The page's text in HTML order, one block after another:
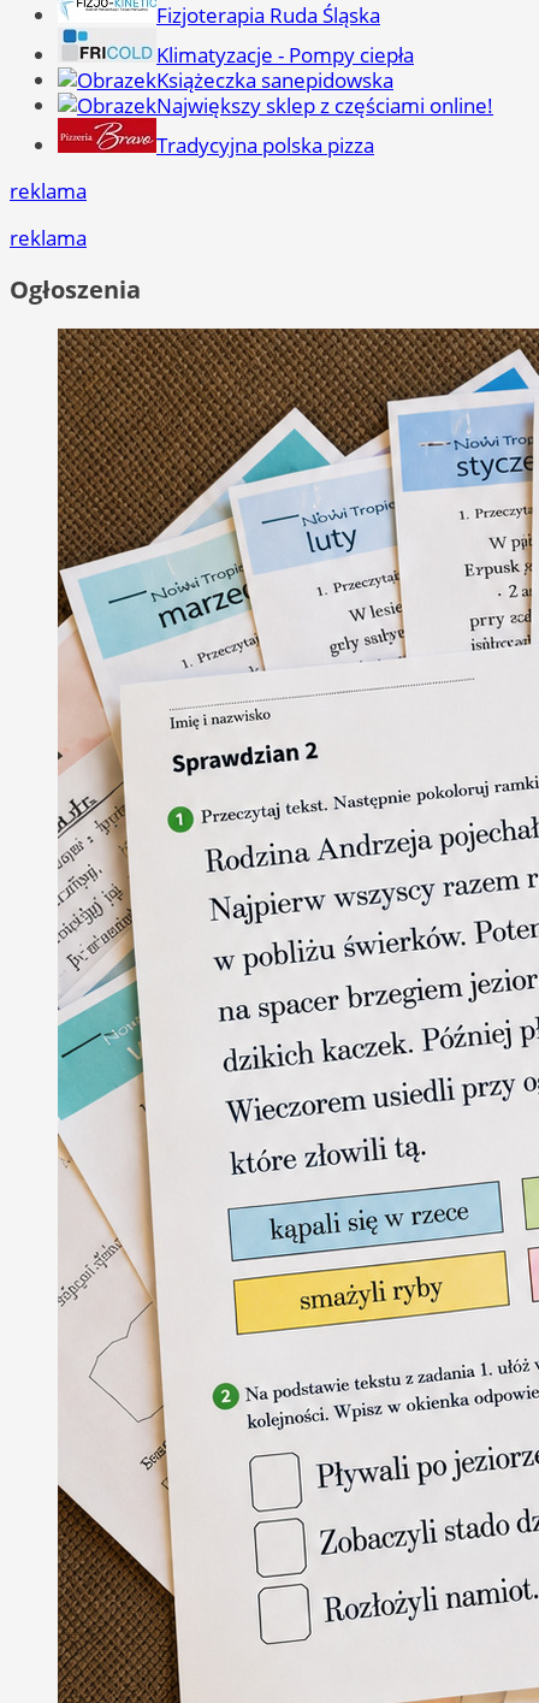
Fizjoterapia Ruda Śląska
Klimatyzacje - Pompy ciepła
Książeczka sanepidowska
Największy sklep z częściami online!
Tradycyjna polska pizza
reklama
reklama
Ogłoszenia